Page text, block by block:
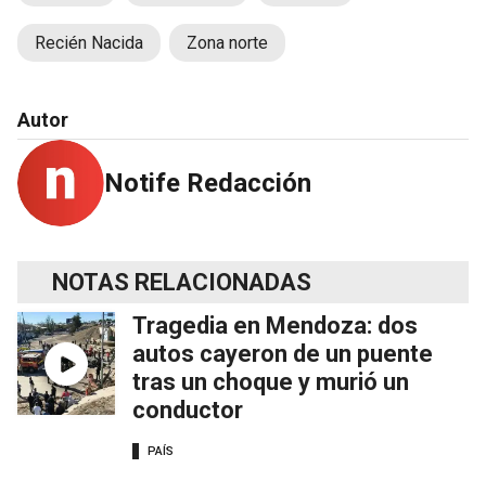
Recién Nacida Zona norte
Autor
Notife Redacción
NOTAS RELACIONADAS
Tragedia en Mendoza: dos
autos cayeron de un puente
tras un choque y murió un
conductor
PAÍS